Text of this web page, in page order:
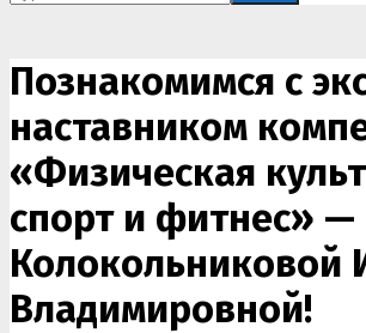
Познакомимся с
наставником
«Физическая
спорт и фитнес» —
Колокольниковой
Владимировной!